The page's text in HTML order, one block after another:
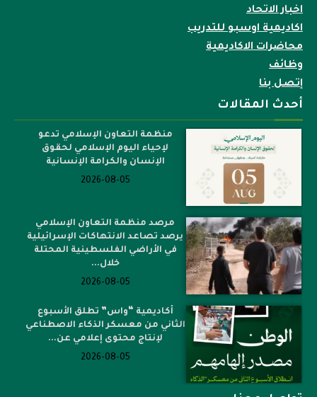
اخبار الاتحاد
اكاديمية اوسبو للتدريب
محاضرات الاكاديمية
وظائف
إتصل بنا
أحدث المقالات
منظمة التعاون الإسلامي تدعو
لإحياء اليوم الإسلامي لحقوق
الإنسان والكرامة الإنسانية
2026-08-05
مرصد منظمة التعاون الإسلامي
يرصد تصاعد الانتهاكات الإسرائيلية
في الأراضي الفلسطينية المحتلة
خلال...
2026-08-05
أكاديمية “واس” تطلق الأسبوع
الثاني من معسكر الذكاء الاصطناعي
لإنتاج محتوى إعلامي عن...
2026-08-05